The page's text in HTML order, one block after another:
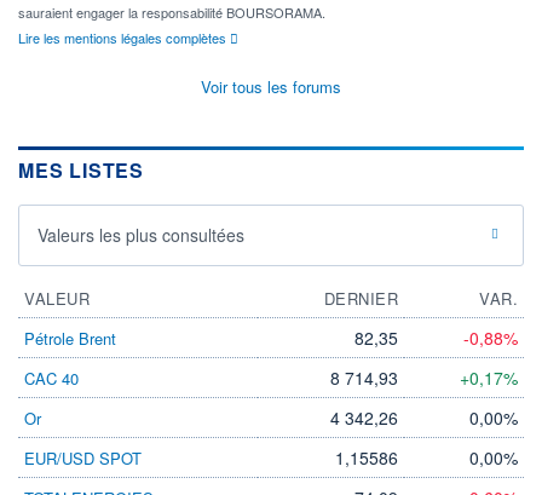
sauraient engager la responsabilité BOURSORAMA.
Lire les mentions légales complètes
Voir tous les forums
MES LISTES
Valeurs les plus consultées
VALEUR DERNIER
VAR.
Pétrole Brent
82,35 -0,88%
CAC 40 8 714,93 +0,17%
Or 4 342,26 0,00%
EUR/USD SPOT 1,15586 0,00%